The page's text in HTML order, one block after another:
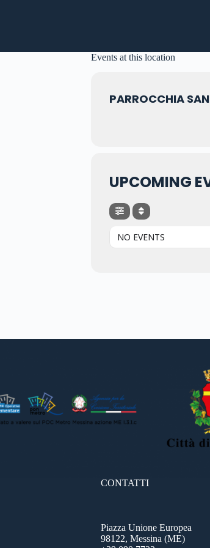
Events at this location
PARROCCHIA
UPCOMING
NO EVENTS
CONTATTI
Piazza Unione Europea
98122, Messina (ME)